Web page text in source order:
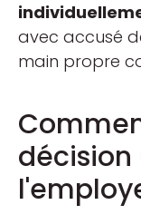
avec accusé
main propre